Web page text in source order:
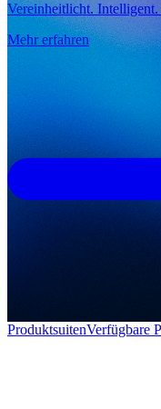
Vereinheitlicht. Intelligent.
Mehr erfahren
ProduktsuitenVerfügbare